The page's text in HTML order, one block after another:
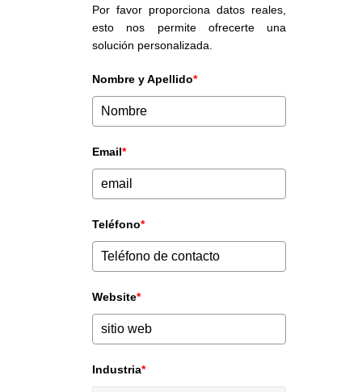
Por favor proporciona datos reales,
esto nos permite ofrecerte una
solución personalizada.
Nombre y Apellido*
Email*
Teléfono*
Website*
Industria*